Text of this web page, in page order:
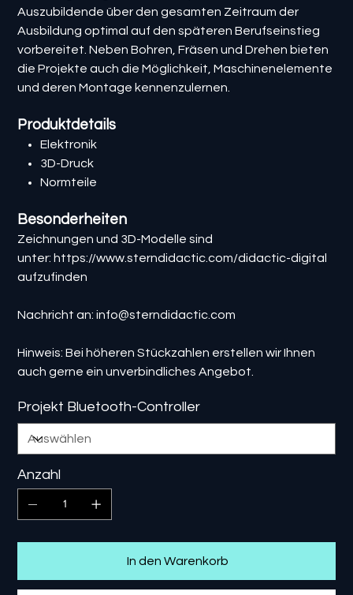
Auszubildende über den gesamten Zeitraum der
Ausbildung optimal auf den späteren Berufseinstieg
vorbereitet. Neben Bohren, Fräsen und Drehen bieten
die Projekte auch die Möglichkeit, Maschinenelemente
und deren Montage kennenzulernen.
Produktdetails
Elektronik
3D-Druck
Normteile
Besonderheiten
Zeichnungen und 3D-Modelle sind
unter: https://www.sterndidactic.com/didactic-digital
aufzufinden
Nachricht an: info@sterndidactic.com
Hinweis: Bei höheren Stückzahlen erstellen wir Ihnen
auch gerne ein unverbindliches Angebot.
Projekt Bluetooth-Controller
Anzahl
In den Warenkorb